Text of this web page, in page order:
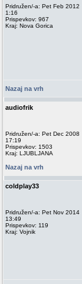
Pridružen/-a: Pet Feb 2012
1:16
Prispevkov: 967
Kraj: Nova Gorica
Nazaj na vrh
audiofrik
Pridružen/-a: Pet Dec 2008
17:19
Prispevkov: 1503
Kraj: LJUBLJANA
Nazaj na vrh
coldplay33
Pridružen/-a: Pet Nov 2014
13:49
Prispevkov: 119
Kraj: Vojnik